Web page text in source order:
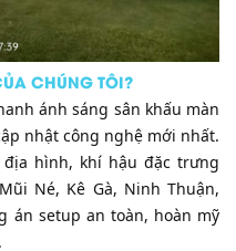
CHÚNG TÔI?
ánh sáng sân khấu màn
nhật công nghệ mới nhất.
hình, khí hậu đặc trưng
Né, Kê Gà, Ninh Thuận,
án setup an toàn, hoàn mỹ